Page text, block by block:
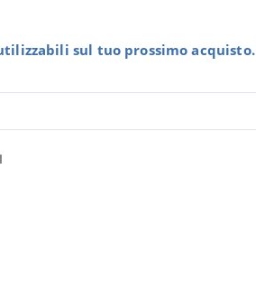
sul tuo prossimo acquisto.